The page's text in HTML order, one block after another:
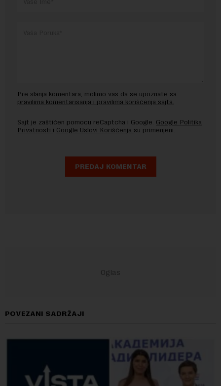
Pre slanja komentara, molimo vas da se upoznate sa
pravilima komentarisanja i pravilima korišćenja sajta.
Sajt je zaštićen pomocu reCaptcha i Google. Google Politika
Privatnosti i Google Uslovi Korišćenja su primenjeni.
POVEZANI SADRŽAJI